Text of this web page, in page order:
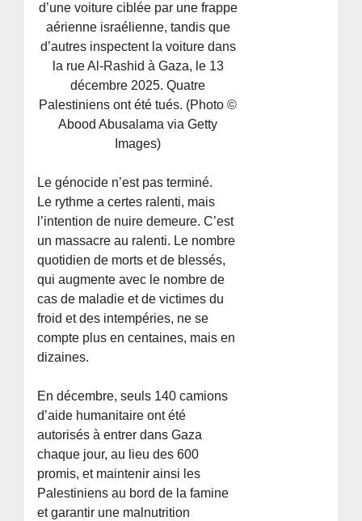
d’une voiture ciblée par une frappe
aérienne israélienne, tandis que
d’autres inspectent la voiture dans
la rue Al-Rashid à Gaza, le 13
décembre 2025. Quatre
Palestiniens ont été tués. (Photo ©
Abood Abusalama via Getty
Images)
Le génocide n’est pas terminé.
Le rythme a certes ralenti, mais
l’intention de nuire demeure. C’est
un massacre au ralenti. Le nombre
quotidien de morts et de blessés,
qui augmente avec le nombre de
cas de maladie et de victimes du
froid et des intempéries, ne se
compte plus en centaines, mais en
dizaines.
En décembre, seuls 140 camions
d’aide humanitaire ont été
autorisés à entrer dans Gaza
chaque jour, au lieu des 600
promis, et maintenir ainsi les
Palestiniens au bord de la famine
et garantir une malnutrition